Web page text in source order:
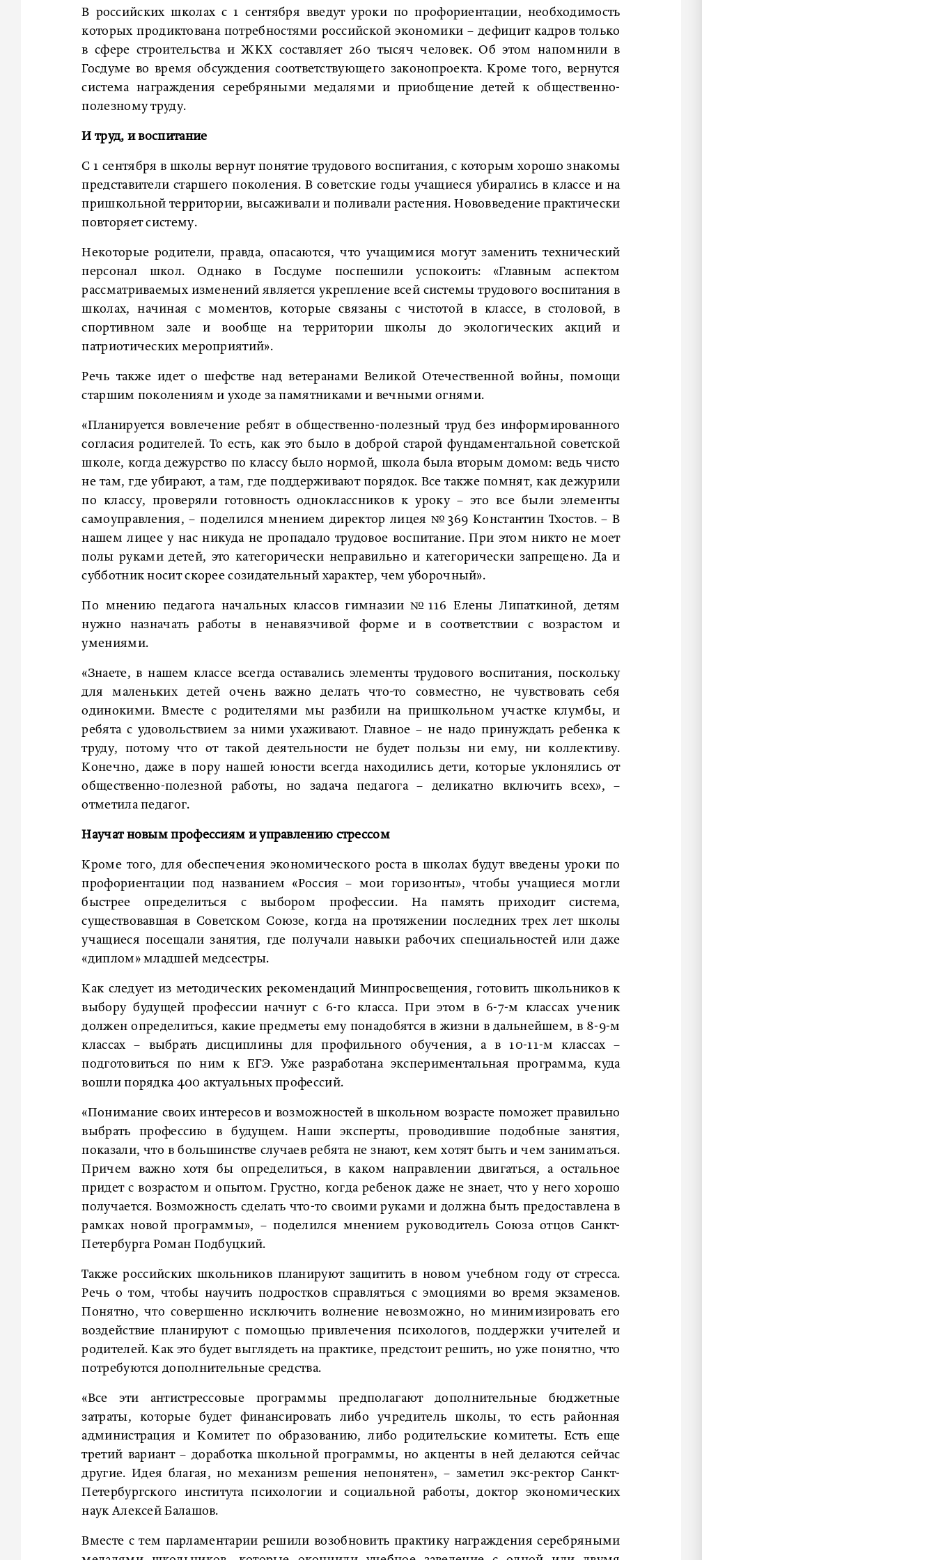
В российских школах с 1 сентября введут уроки по профориентации, необходимость
которых продиктована потребностями российской экономики – дефицит кадров только
в сфере строительства и ЖКХ составляет 260 тысяч человек. Об этом напомнили в
Госдуме во время обсуждения соответствующего законопроекта. Кроме того, вернутся
система награждения серебряными медалями и приобщение детей к общественно-
полезному труду.
И труд, и воспитание
С 1 сентября в школы вернут понятие трудового воспитания, с которым хорошо знакомы
представители старшего поколения. В советские годы учащиеся убирались в классе и на
пришкольной территории, высаживали и поливали растения. Нововведение практически
повторяет систему.
Некоторые родители, правда, опасаются, что учащимися могут заменить технический
персонал школ. Однако в Госдуме поспешили успокоить: «Главным аспектом
рассматриваемых изменений является укрепление всей системы трудового воспитания в
школах, начиная с моментов, которые связаны с чистотой в классе, в столовой, в
спортивном зале и вообще на территории школы до экологических акций и
патриотических мероприятий».
Речь также идет о шефстве над ветеранами Великой Отечественной войны, помощи
старшим поколениям и уходе за памятниками и вечными огнями.
«Планируется вовлечение ребят в общественно-полезный труд без информированного
согласия родителей. То есть, как это было в доброй старой фундаментальной советской
школе, когда дежурство по классу было нормой, школа была вторым домом: ведь чисто
не там, где убирают, а там, где поддерживают порядок. Все также помнят, как дежурили
по классу, проверяли готовность одноклассников к уроку – это все были элементы
самоуправления, – поделился мнением директор лицея №369 Константин Тхостов. – В
нашем лицее у нас никуда не пропадало трудовое воспитание. При этом никто не моет
полы руками детей, это категорически неправильно и категорически запрещено. Да и
субботник носит скорее созидательный характер, чем уборочный».
По мнению педагога начальных классов гимназии №116 Елены Липаткиной, детям
нужно назначать работы в ненавязчивой форме и в соответствии с возрастом и
умениями.
«Знаете, в нашем классе всегда оставались элементы трудового воспитания, поскольку
для маленьких детей очень важно делать что-то совместно, не чувствовать себя
одинокими. Вместе с родителями мы разбили на пришкольном участке клумбы, и
ребята с удовольствием за ними ухаживают. Главное – не надо принуждать ребенка к
труду, потому что от такой деятельности не будет пользы ни ему, ни коллективу.
Конечно, даже в пору нашей юности всегда находились дети, которые уклонялись от
общественно-полезной работы, но задача педагога – деликатно включить всех», –
отметила педагог.
Научат новым профессиям и управлению стрессом
Кроме того, для обеспечения экономического роста в школах будут введены уроки по
профориентации под названием «Россия – мои горизонты», чтобы учащиеся могли
быстрее определиться с выбором профессии. На память приходит система,
существовавшая в Советском Союзе, когда на протяжении последних трех лет школы
учащиеся посещали занятия, где получали навыки рабочих специальностей или даже
«диплом» младшей медсестры.
Как следует из методических рекомендаций Минпросвещения, готовить школьников к
выбору будущей профессии начнут с 6-го класса. При этом в 6-7-м классах ученик
должен определиться, какие предметы ему понадобятся в жизни в дальнейшем, в 8-9-м
классах – выбрать дисциплины для профильного обучения, а в 10-11-м классах –
подготовиться по ним к ЕГЭ. Уже разработана экспериментальная программа, куда
вошли порядка 400 актуальных профессий.
«Понимание своих интересов и возможностей в школьном возрасте поможет правильно
выбрать профессию в будущем. Наши эксперты, проводившие подобные занятия,
показали, что в большинстве случаев ребята не знают, кем хотят быть и чем заниматься.
Причем важно хотя бы определиться, в каком направлении двигаться, а остальное
придет с возрастом и опытом. Грустно, когда ребенок даже не знает, что у него хорошо
получается. Возможность сделать что-то своими руками и должна быть предоставлена в
рамках новой программы», – поделился мнением руководитель Союза отцов Санкт-
Петербурга Роман Подбуцкий.
Также российских школьников планируют защитить в новом учебном году от стресса.
Речь о том, чтобы научить подростков справляться с эмоциями во время экзаменов.
Понятно, что совершенно исключить волнение невозможно, но минимизировать его
воздействие планируют с помощью привлечения психологов, поддержки учителей и
родителей. Как это будет выглядеть на практике, предстоит решить, но уже понятно, что
потребуются дополнительные средства.
«Все эти антистрессовые программы предполагают дополнительные бюджетные
затраты, которые будет финансировать либо учредитель школы, то есть районная
администрация и Комитет по образованию, либо родительские комитеты. Есть еще
третий вариант – доработка школьной программы, но акценты в ней делаются сейчас
другие. Идея благая, но механизм решения непонятен», – заметил экс-ректор Санкт-
Петербургского института психологии и социальной работы, доктор экономических
наук Алексей Балашов.
Вместе с тем парламентарии решили возобновить практику награждения серебряными